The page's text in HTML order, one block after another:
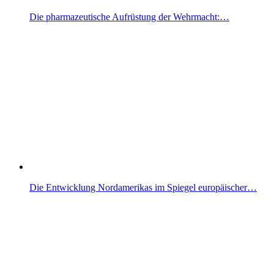
Die pharmazeutische Aufrüstung der Wehrmacht:…
Die Entwicklung Nordamerikas im Spiegel europäischer…